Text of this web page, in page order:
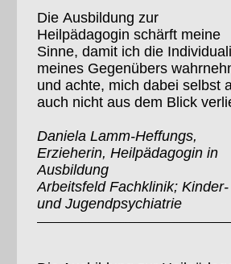
Die Ausbildung zur
Heilpädagogin schärft meine
Sinne, damit ich die
meines Gegenübers
und achte, mich dabei selbst
auch nicht aus dem Blick
Daniela Lamm-Heffungs,
Erzieherin, Heilpädagogin in
Ausbildung
Arbeitsfeld Fachklinik; Kinder-
und Jugendpsychiatrie